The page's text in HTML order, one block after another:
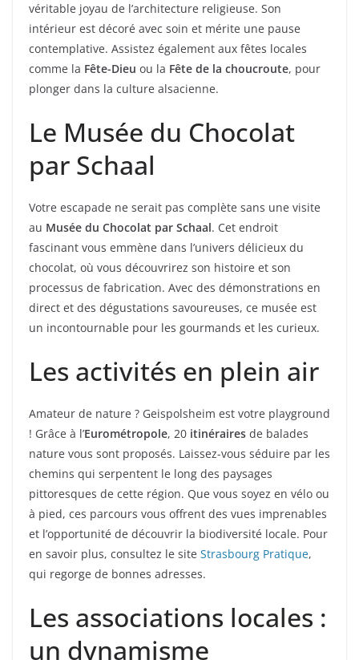
véritable joyau de l’architecture religieuse. Son
intérieur est décoré avec soin et mérite une pause
contemplative. Assistez également aux fêtes locales
comme la Fête-Dieu ou la Fête de la choucroute, pour
plonger dans la culture alsacienne.
Le Musée du Chocolat
par Schaal
Votre escapade ne serait pas complète sans une visite
au Musée du Chocolat par Schaal. Cet endroit
fascinant vous emmène dans l’univers délicieux du
chocolat, où vous découvrirez son histoire et son
processus de fabrication. Avec des démonstrations en
direct et des dégustations savoureuses, ce musée est
un incontournable pour les gourmands et les curieux.
Les activités en plein air
Amateur de nature ? Geispolsheim est votre playground
! Grâce à l’Eurométropole, 20 itinéraires de balades
nature vous sont proposés. Laissez-vous séduire par les
chemins qui serpentent le long des paysages
pittoresques de cette région. Que vous soyez en vélo ou
à pied, ces parcours vous offrent des vues imprenables
et l’opportunité de découvrir la biodiversité locale. Pour
en savoir plus, consultez le site Strasbourg Pratique,
qui regorge de bonnes adresses.
Les associations locales :
un dynamisme